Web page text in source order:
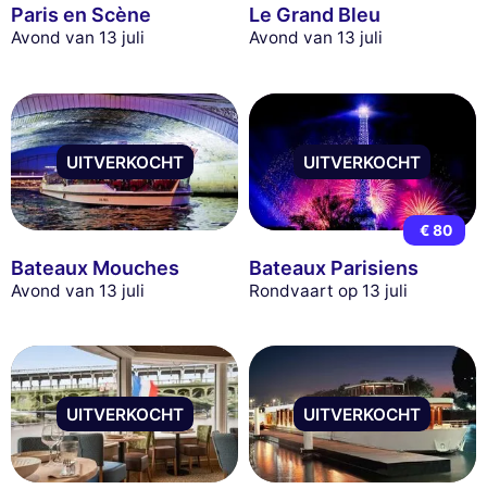
Paris en Scène
Avond van 13 juli
Le Grand Bleu
Avond van 13 juli
UITVERKOCHT
Bateaux Mouches
Avond van 13 juli
UITVERKOCHT
€ 80
Bateaux Parisiens
Rondvaart op 13 juli
UITVERKOCHT UITVERKOCHT